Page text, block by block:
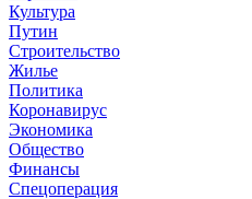
Культура
Путин
Строительство
Жилье
Политика
Коронавирус
Экономика
Общество
Финансы
Спецоперация